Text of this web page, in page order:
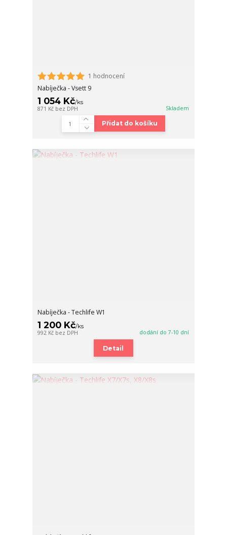
1 hodnocení
Nabíječka - Vsett 9
1 054 Kč/ks
871 Kč bez DPH Skladem
Přidat do košíku
Nabíječka - Techlife W1
1 200 Kč/ks
992 Kč bez DPH dodání do 7-10 dní
Detail